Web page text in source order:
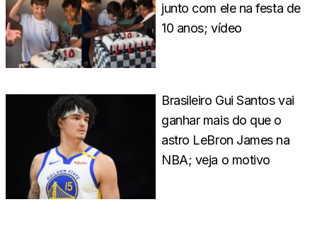
junto com ele na festa de
10 anos; vídeo
Brasileiro Gui Santos vai
ganhar mais do que o
astro LeBron James na
NBA; veja o motivo